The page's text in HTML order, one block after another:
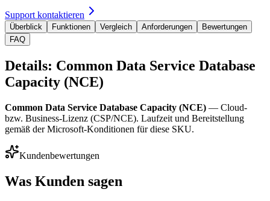
Support kontaktieren
Überblick Funktionen Vergleich Anforderungen
Bewertungen
FAQ
Details: Common Data Service Database
Capacity (NCE)
Common Data Service Database Capacity (NCE) — Cloud-
bzw. Business-Lizenz (CSP/NCE). Laufzeit und Bereitstellung
gemäß der Microsoft-Konditionen für diese SKU.
Kundenbewertungen
Was Kunden sagen